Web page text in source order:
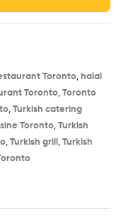
Toronto, halal
Toronto, Toronto
, Turkish catering
Toronto, Turkish
, Turkish grill , Turkish